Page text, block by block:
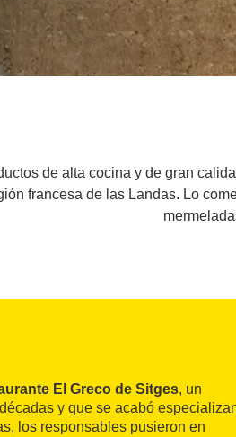
de alta cocina y de gran
francesa de las Landas. Lo
El Greco de Sitges, un
y que se acabó
los responsables pusieron en